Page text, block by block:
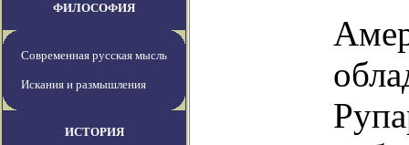
ФИЛОСОФИЯ
Современная русская мысль
Искания и размышления
ИСТОРИЯ